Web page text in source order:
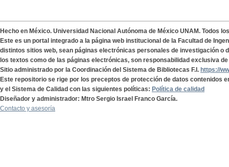
Hecho en México. Universidad Nacional Autónoma de México UNAM. Todos
Este es un portal integrado a la página web institucional de la Facultad de
distintos sitios web, sean páginas electrónicas personales de investigación o
los textos como de las páginas electrónicas, son responsabilidad exclusiva
Sitio administrado por la Coordinación del Sistema de Bibliotecas F.I. https://
Este repositorio se rige por los preceptos de protección de datos contenidos
y el Sistema de Calidad con las siguientes políticas: Política de calidad
Diseñador y administrador: Mtro Sergio Israel Franco García.
Contacto y asesoría